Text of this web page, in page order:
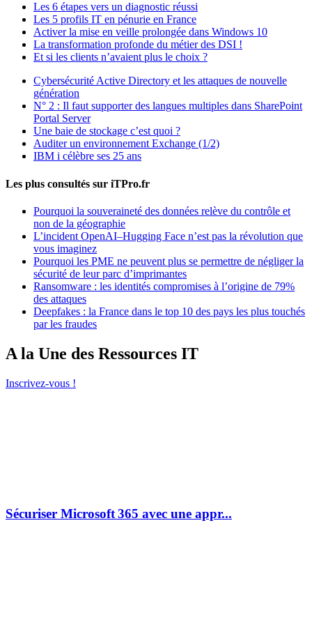
Les 6 étapes vers un diagnostic réussi
Les 5 profils IT en pénurie en France
Activer la mise en veille prolongée dans Windows 10
La transformation profonde du métier des DSI !
Et si les clients n’avaient plus le choix ?
Cybersécurité Active Directory et les attaques de nouvelle
génération
N° 2 : Il faut supporter des langues multiples dans SharePoint
Portal Server
Une baie de stockage c’est quoi ?
Auditer un environnement Exchange (1/2)
IBM i célèbre ses 25 ans
Les plus consultés sur iTPro.fr
Pourquoi la souveraineté des données relève du contrôle et
non de la géographie
L’incident OpenAI–Hugging Face n’est pas la révolution que
vous imaginez
Pourquoi les PME ne peuvent plus se permettre de négliger la
sécurité de leur parc d’imprimantes
Ransomware : les identités compromises à l’origine de 79%
des attaques
Deepfakes : la France dans le top 10 des pays les plus touchés
par les fraudes
A la Une des Ressources IT
Inscrivez-vous !
Sécuriser Microsoft 365 avec une appr...